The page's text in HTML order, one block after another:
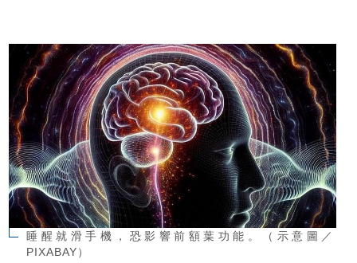
睡醒就滑手機，恐影響前額葉功能。（示意圖／
PIXABAY）